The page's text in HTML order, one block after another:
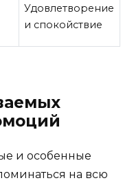
Удовлетворение
и спокойствие
и особенные
на всю